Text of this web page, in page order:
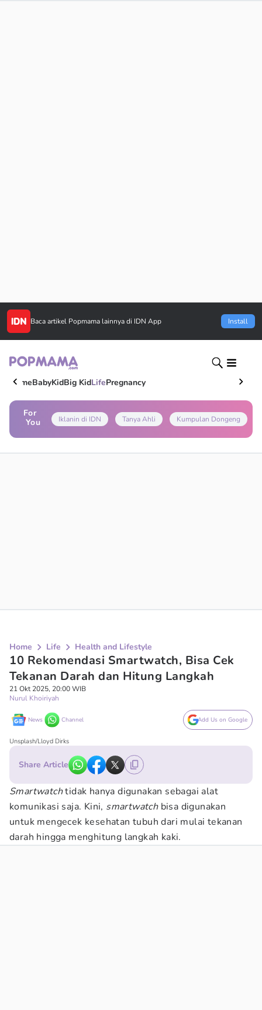
Baca artikel Popmama lainnya di IDN App Install
HomeBabyKidBig KidLifePregnancy
For
You
Iklanin di IDN Tanya Ahli Kumpulan Dongeng
Home Life Health and Lifestyle
10 Rekomendasi Smartwatch, Bisa Cek
Tekanan Darah dan Hitung Langkah
21 Okt 2025, 20:00 WIB
Nurul Khoiriyah
News Channel Add Us on Google
Unsplash/Lloyd Dirks
Share Article
Smartwatchtidak hanya digunakan sebagai alat
komunikasi saja. Kini, smartwatchbisa digunakan
untuk mengecek kesehatan tubuh dari mulai tekanan
darah hingga menghitung langkah kaki.